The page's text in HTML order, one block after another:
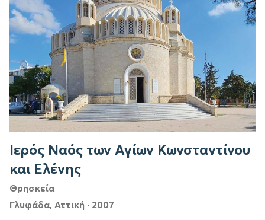
Ιερός Ναός των Αγίων Κωνσταντίνου
και Ελένης
Θρησκεία
Γλυφάδα, Αττική · 2007